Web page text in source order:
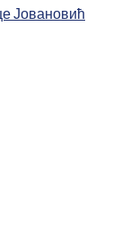
Јовановић